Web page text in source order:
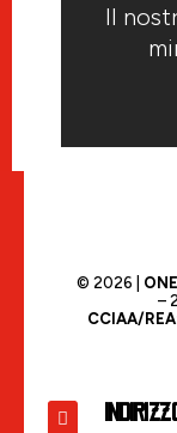
Il

© 2026 |
–
CCIAA/